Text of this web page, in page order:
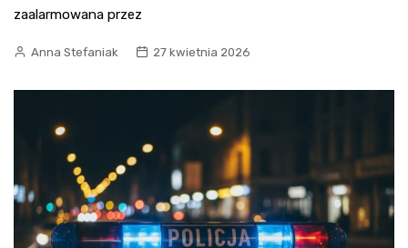
zaalarmowana przez
Anna Stefaniak 27 kwietnia 2026